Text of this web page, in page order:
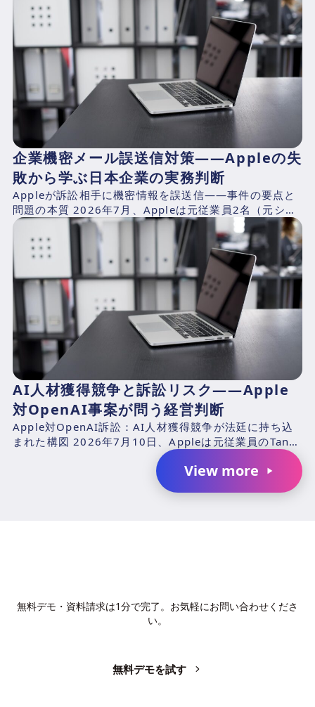
企業機密メール誤送信対策——Appleの失
敗から学ぶ日本企業の実務判断
Appleが訴訟相手に機密情報を誤送信——事件の要点と
問題の本質 2026年7月、Appleは元従業員2名（元シニ
アシステムズエンジニアのChang Liuおよ...
AI人材獲得競争と訴訟リスク――Apple
対OpenAI事案が問う経営判断
Apple対OpenAI訴訟：AI人材獲得競争が法廷に持ち込
まれた構図 2026年7月10日、Appleは元従業員のTang
View more
無料デモ・資料請求は1分で完了。お気軽にお問い合わせくださ
い。
無料デモを試す